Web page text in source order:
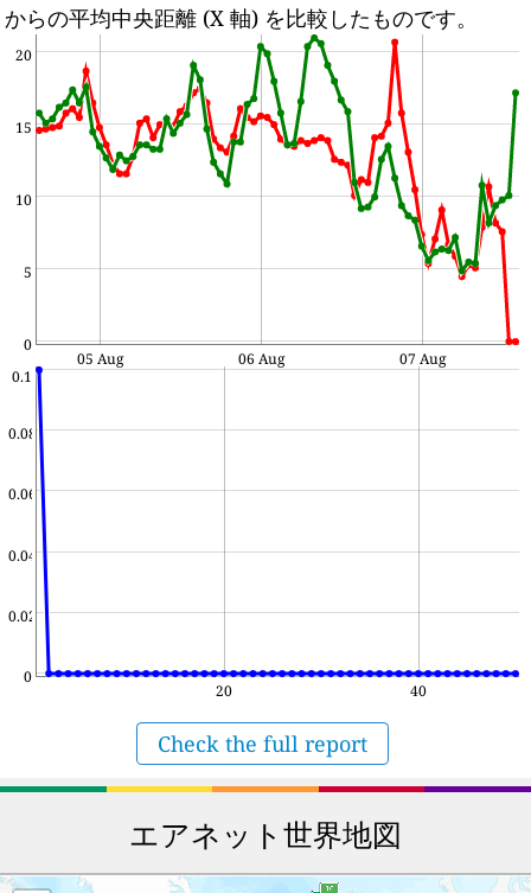
からの平均中央距離 (X 軸) を比較したものです。
0
5
10
15
20
05 Aug 06 Aug 07 Aug
0
0.02
0.04
0.06
0.08
0.1
20 40
Check the full report
エアネット世界地図